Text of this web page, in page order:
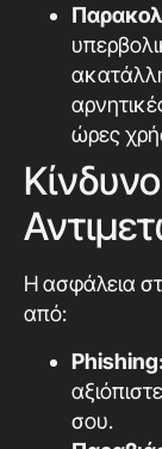
ώρες
Η ασφάλεια
από:
σου.